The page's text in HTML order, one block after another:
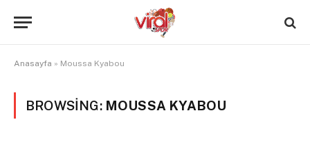
Anasayfa » Moussa Kyabou
BROWSING: MOUSSA KYABOU